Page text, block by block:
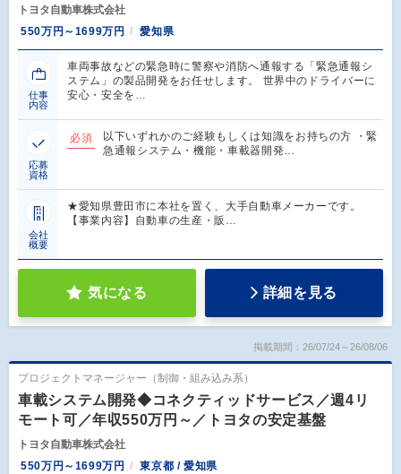
トヨタ自動車株式会社
550万円～1699万円
愛知県
仕事
内容
車両事故などの緊急時に警察や消防へ通報する「緊急通報シ
ステム」の製品開発をお任せします。 世界中のドライバーに
安心・安全を…
応募
資格
必須
以下いずれかのご経験もしくは知識をお持ちの方 ・緊
急通報システム・機能・車載器開発…
会社
概要
★愛知県豊田市に本社を置く、大手自動車メーカーです。
【事業内容】自動車の生産・販…
気になる 詳細を見る
掲載期間：26/07/24～26/08/06
プロジェクトマネージャー（制御・組み込み系）
車載システム開発◆コネクティッドサービス／週4リ
モート可／年収550万円～／トヨタの安定基盤
トヨタ自動車株式会社
550万円～1699万円
東京都 / 愛知県